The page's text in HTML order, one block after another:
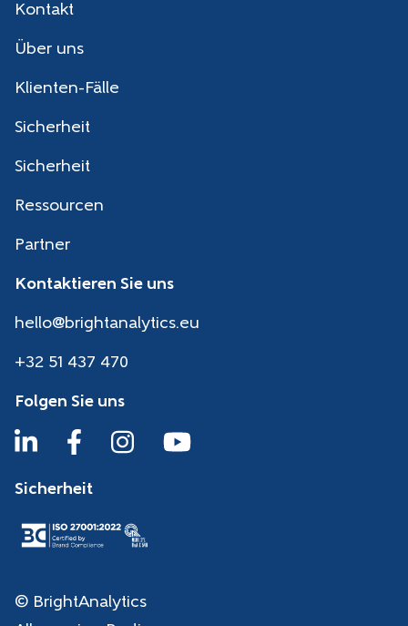
Kontakt
Über uns
Klienten-Fälle
Sicherheit
Sicherheit
Ressourcen
Partner
Kontaktieren Sie uns
hello@brightanalytics.eu
+32 51 437 470
Folgen Sie uns
Sicherheit
© BrightAnalytics